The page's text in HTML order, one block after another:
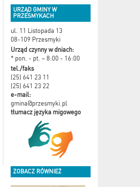
URZĄD GMINY W
PRZESMYKACH
ul. 11 Listopada 13
08-109 Przesmyki
Urząd czynny w dniach:
* pon. - pt. – 8:00 - 16:00
tel./faks
(25) 641 23 11
(25) 641 23 22
e-mail:
gmina@przesmyki.pl
tłumacz języka migowego
ZOBACZ RÓWNIEŻ